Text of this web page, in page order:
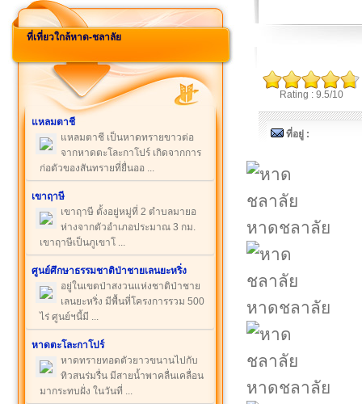
ที่เที่ยวใกล้หาด-ชลาลัย
แหลมตาชี
แหลมตาชี เป็นหาดทรายขาวต่อ
จากหาดตะโละกาโปร์ เกิดจากการ
ก่อตัวของสันทรายที่ยื่นออ ...
เขาฤาษี
เขาฤาษี ตั้งอยู่หมู่ที่ 2 ตำบลมายอ
ห่างจากตัวอำเภอประมาณ 3 กม.
เขาฤาษีเป็นภูเขาโ ...
ศูนย์ศึกษาธรรมชาติป่าชายเลนยะหริ่ง
อยู่ในเขตป่าสงวนแห่งชาติป่าชาย
เลนยะหริ่ง มีพื้นที่โครงการรวม 500
ไร่ ศูนย์ฯนี้มี ...
หาดตะโละกาโปร์
หาดทรายทอดตัวยาวขนานไปกับ
ทิวสนร่มรื่น มีสายน้ำพาคลื่นเคลื่อน
มากระทบฝั่ง ในวันที่ ...
Rating : 9.5/10
ที่อยู่ :
หาดชลาลัย
หาดชลาลัย
หาดชลาลัย